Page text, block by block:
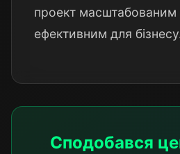
проект масштабованим
ефективним для
Сподобався